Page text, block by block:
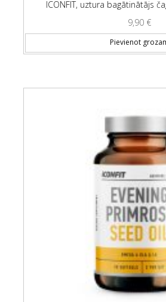
ICONFIT, uztura bagātinātājs
9,90 €
Pievienot